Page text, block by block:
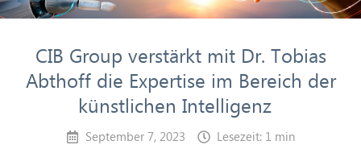
CIB Group verstärkt mit Dr. Tobias
Abthoff die Expertise im Bereich der
künstlichen Intelligenz
September 7, 2023 Lesezeit: 1 min